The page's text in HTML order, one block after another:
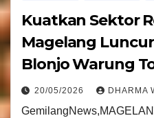
Kuatkan Sektor
Magelang
Blonjo Warung
20/05/2026 DHARMA